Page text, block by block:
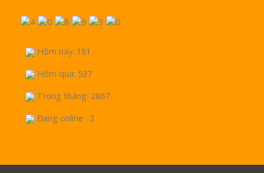
Hôm nay: 181
Hôm qua: 537
Trong tháng: 2867
Đang online : 2